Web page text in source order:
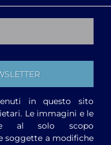
in questo sito
Le immagini e le
al solo scopo
soggette a modifiche